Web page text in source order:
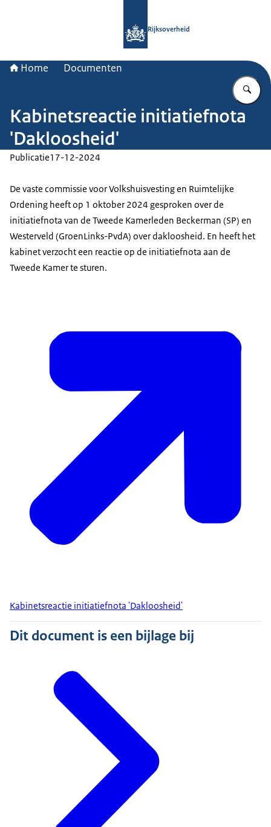
Rijksoverheid
Home Documenten
Kabinetsreactie initiatiefnota
'Dakloosheid'
Publicatie17-12-2024
De vaste commissie voor Volkshuisvesting en Ruimtelijke
Ordening heeft op 1 oktober 2024 gesproken over de
initiatiefnota van de Tweede Kamerleden Beckerman (SP) en
Westerveld (GroenLinks-PvdA) over dakloosheid. En heeft het
kabinet verzocht een reactie op de initiatiefnota aan de
Tweede Kamer te sturen.
Kabinetsreactie initiatiefnota 'Dakloosheid'
Dit document is een bijlage bij